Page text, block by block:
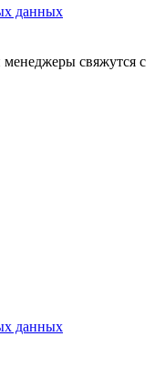
данных
свяжутся с
данных